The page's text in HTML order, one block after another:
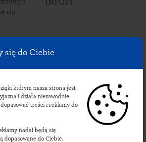
się do Ciebie
którym nasza strona jest
i działa niezawodnie.
treści i reklamy do
nadal będą się
dopasowane do Ciebie.
do
INPOST.
lokalizacje